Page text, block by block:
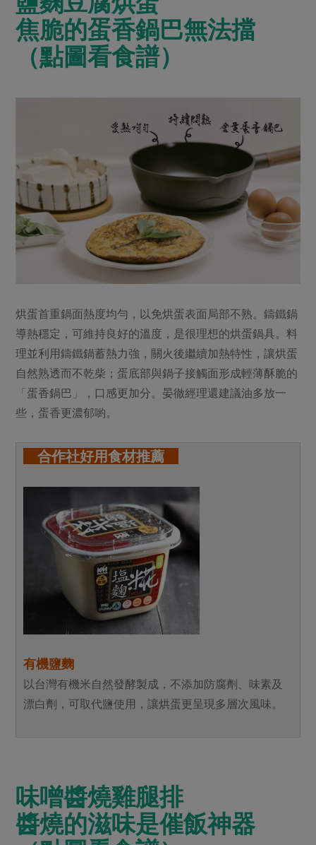
家庭清潔
日用品 圖書禮品
防災用品
素食專區
樂齡友善
主題食譜
異國料理
年菜食譜
高麗菜海鮮煎餅
更多議題活動
把最好的台灣味帶回家！
生活者e週報
綠主張月刊
選舉專區
最新消息
地區活動
社務會議
活動報下載
焦脆的蛋香鍋巴無法擋
（點圖看食譜）
烘蛋首重鍋面熱度均勻，以免烘蛋表面局部不熟。鑄鐵鍋
導熱穩定，可維持良好的溫度，是很理想的烘蛋鍋具。料
理並利用鑄鐵鍋蓄熱力強，關火後繼續加熱特性，讓烘蛋
自然熟透而不乾柴；蛋底部與鍋子接觸面形成輕薄酥脆的
「蛋香鍋巴」，口感更加分。晏徹經理還建議油多放一
些，蛋香更濃郁喲。
合作社好用食材推薦
有機鹽麴
以台灣有機米自然發酵製成，不添加防腐劑、味素及
漂白劑，可取代鹽使用，讓烘蛋更呈現多層次風味。
味噌醬燒雞腿排
醬燒的滋味是催飯神器